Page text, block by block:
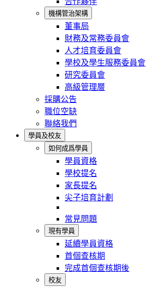
機構管治架構
董事局
財務及常務委員會
人才培育委員會
學校及學生服務委員會
研究委員會
高級管理層
採購公告
職位空缺
聯絡我們
學員及校友
如何成爲學員
學員資格
學校提名
家長提名
尖子培育計劃
常見問題
現有學員
延續學員資格
首個查核期
完成首個查核期後
校友